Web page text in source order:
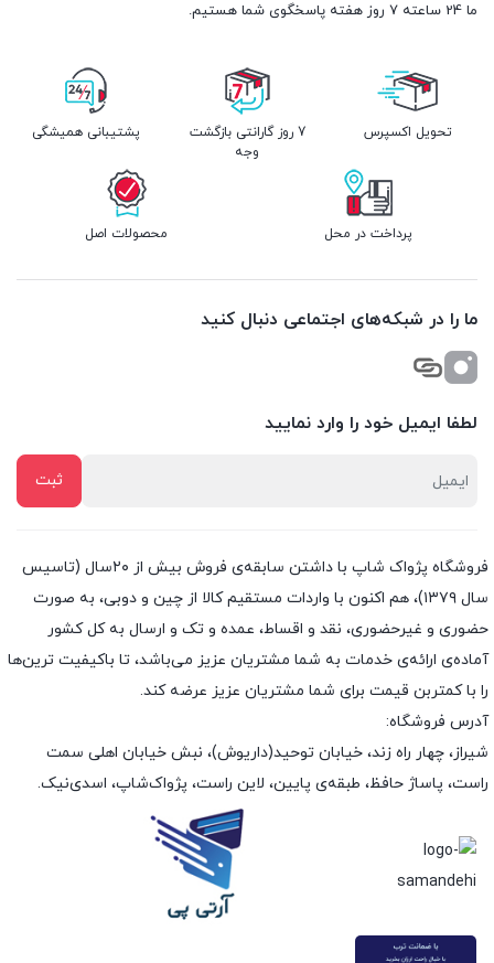
ما 24 ساعته 7 روز هفته پاسخگوی شما هستیم.
تحویل اکسپرس
7 روز گارانتی بازگشت
وجه
پشتیبانی همیشگی
پرداخت در محل محصولات اصل
ما را در شبکه‌های اجتماعی دنبال کنید
لطفا ایمیل خود را وارد نمایید
فروشگاه پژواک شاپ با داشتن سابقه‌ی فروش بیش از ۲۰سال (تاسیس
سال ۱۳۷۹)، هم اکنون با واردات مستقیم کالا از چین و دوبی، به صورت
حضوری و غیرحضوری، نقد و اقساط، عمده و تک و ارسال به کل کشور
آماده‌ی ارائه‌ی خدمات به شما مشتریان عزیز می‌باشد، تا باکیفیت ترین‌ها
را با کمتربن قیمت برای شما مشتریان عزیز عرضه کند.
آدرس فروشگاه:
شیراز، چهار راه زند، خیابان توحید(داریوش)، نبش خیابان اهلی سمت
راست، پاساژ حافظ، طبقه‌ی پایین، لاین راست، پژواک‌شاپ، اسدی‌نیک.